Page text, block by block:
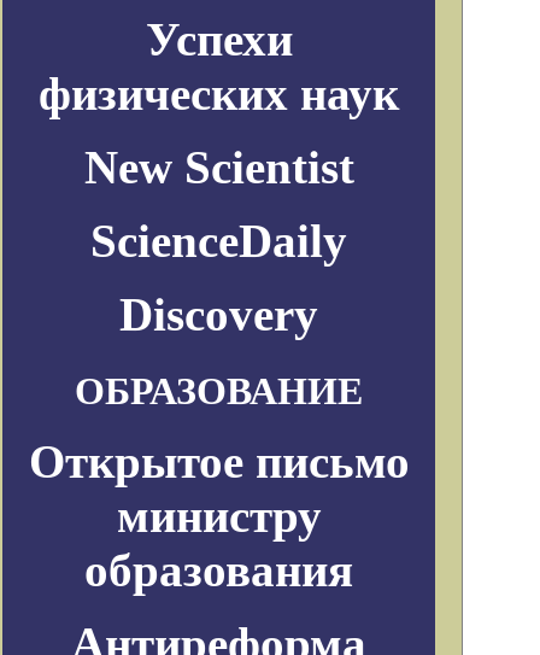
Успехи
физических наук
New Scientist
ScienceDaily
Discovery
ОБРАЗОВАНИЕ
Открытое письмо
министру
образования
Антиреформа